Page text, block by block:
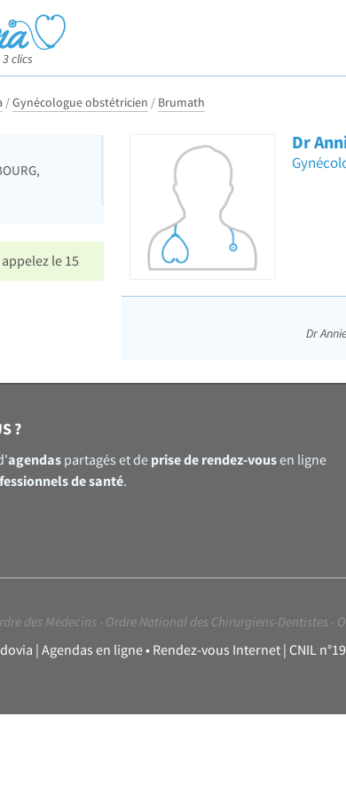
clics
/Gynécologue obstétricien / Brumath
Dr
Dr
le 15
?
agendas partagés et de prise de rendez-vousen ligne
de santé.
des Médecins - Ordre National des Chirurgiens-Dentistes -
| Agendas en ligne • Rendez-vous Internet | CNIL